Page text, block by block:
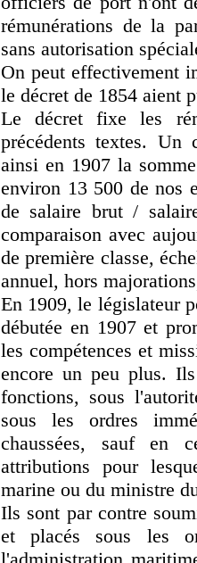
rémunérations de la
sans autorisation
On peut effectivement
le décret de 1854 aient
Le décret fixe les
précédents textes. Un
ainsi en 1907 la
environ 13 500 de nos
de salaire brut /
comparaison avec
de première classe,
annuel, hors
En 1909, le législateur
débutée en 1907 et
les compétences et
encore un peu plus.
fonctions, sous
sous les ordres
chaussées, sauf en
attributions pour
marine ou du ministre
Ils sont par contre
et placés sous les